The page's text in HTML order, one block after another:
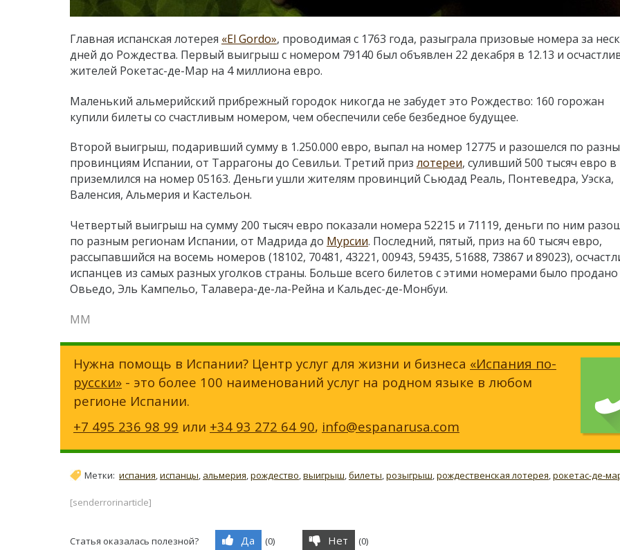
Главная испанская лотерея «El Gordo», проводимая с 1763 года, разыграла призовые номера за
дней до Рождества. Первый выигрыш с номером 79140 был объявлен 22 декабря в 12.13 и
жителей Рокетас-де-Мар на 4 миллиона евро.
Маленький альмерийский прибрежный городок никогда не забудет это Рождество: 160 горожан
купили билеты со счастливым номером, чем обеспечили себе безбедное будущее.
Второй выигрыш, подаривший сумму в 1.250.000 евро, выпал на номер 12775 и разошелся по
провинциям Испании, от Таррагоны до Севильи. Третий приз лотереи, суливший 500 тысяч евро
приземлился на номер 05163. Деньги ушли жителям провинций Сьюдад Реаль, Понтеведра, Уэска,
Валенсия, Альмерия и Кастельон.
Четвертый выигрыш на сумму 200 тысяч евро показали номера 52215 и 71119, деньги по ним
по разным регионам Испании, от Мадрида до Мурсии. Последний, пятый, приз на 60 тысяч евро,
рассыпавшийся на восемь номеров (18102, 70481, 43221, 00943, 59435, 51688, 73867 и 89023),
испанцев из самых разных уголков страны. Больше всего билетов с этими номерами было
Овьедо, Эль Кампельо, Талавера-де-ла-Рейна и Кальдес-де-Монбуи.
ММ
Нужна помощь в Испании? Центр услуг для жизни и бизнеса «Испания по-
русски» - это более 100 наименований услуг на родном языке в любом
регионе Испании.
+7 495 236 98 99 или +34 93 272 64 90, info@espanarusa.com
Метки: испания,испанцы, альмерия,рождество,выигрыш,билеты,розыгрыш,рождественская лотерея,рокетас-де-
[senderrorinarticle]
Статья оказалась полезной? Да (0) Нет (0)